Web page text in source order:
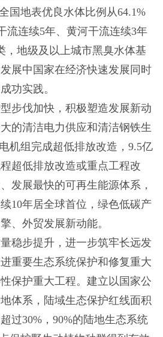
国地表优良水体比例从64.1%
流连续5年、黄河干流连续3年
，地级及以上城市黑臭水体基
展中国家在经济快速发展同时
功实践。
伐加快，积极塑造发展新动
的清洁电力供应和清洁钢铁生
机组完成超低排放改造，9.5亿
超低排放改造或重点工程改
发展最快的可再生能源体系，
10年居全球首位，绿色低碳产
、外贸发展新动能。
步提升，进一步筑牢长远发
重要生态系统保护和修复重大
保护重大工程。建立以国家公
体系，陆域生态保护红线面积
过30%，90%的陆地生态系统